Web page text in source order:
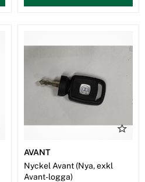
AVANT
Nyckel Avant (Nya, exkl
Avant-logga)